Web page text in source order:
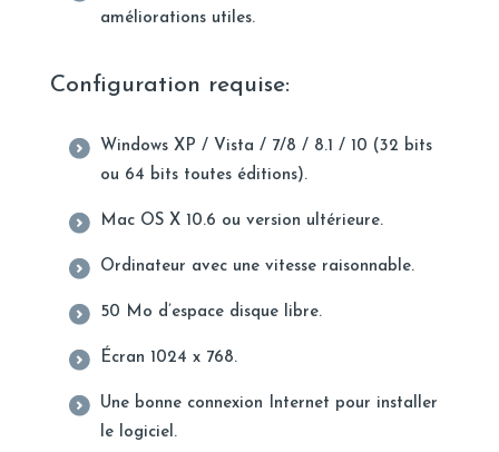
améliorations utiles.
Configuration requise:
Windows XP / Vista / 7/8 / 8.1 / 10 (32 bits
ou 64 bits toutes éditions).
Mac OS X 10.6 ou version ultérieure.
Ordinateur avec une vitesse raisonnable.
50 Mo d’espace disque libre.
Écran 1024 x 768.
Une bonne connexion Internet pour installer
le logiciel.